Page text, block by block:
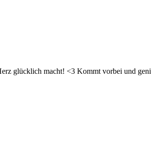
glücklich macht! <3 Kommt vorbei und